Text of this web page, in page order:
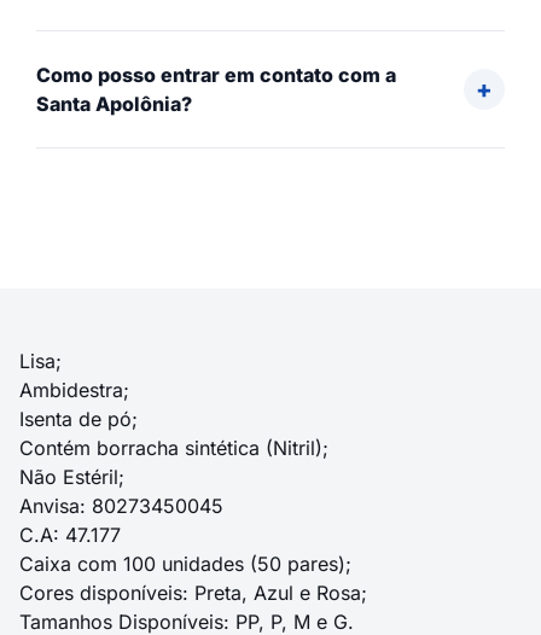
Como posso entrar em contato com a
Santa Apolônia?
Lisa;
Ambidestra;
Isenta de pó;
Contém borracha sintética (Nitril);
Não Estéril;
Anvisa: 80273450045
C.A: 47.177
Caixa com 100 unidades (50 pares);
Cores disponíveis: Preta, Azul e Rosa;
Tamanhos Disponíveis: PP, P, M e G.